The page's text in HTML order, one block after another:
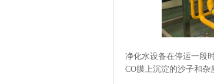
净化水设备在停运一段
CO膜上沉淀的沙子和杂